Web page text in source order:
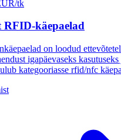
tk
RFID-käepaelad
on loodud
igapäevaseks
kategooriasse rfid/nfc